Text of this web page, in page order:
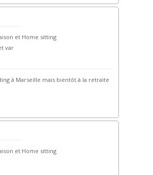
et Home sitting
var
à Marseille mais bientôt à la retraite
et Home sitting